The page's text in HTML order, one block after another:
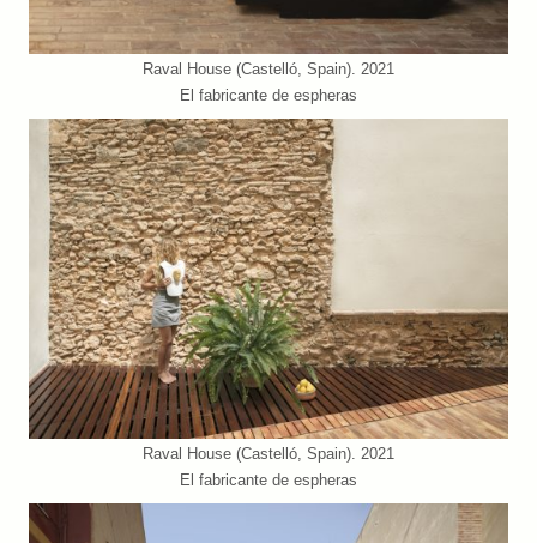
Raval House (Castelló, Spain). 2021
El fabricante de espheras
Raval House (Castelló, Spain). 2021
El fabricante de espheras